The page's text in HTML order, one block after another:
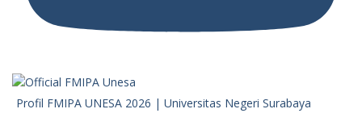
Profil FMIPA UNESA 2026 | Universitas Negeri Surabaya